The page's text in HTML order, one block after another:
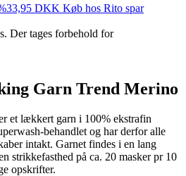
33,95 DKK Køb hos Rito spar
Der tages forbehold for
Garn Trend Merino
et lækkert garn i 100% ekstrafin
behandlet og har derfor alle
intakt. Garnet findes i en lang
strikkefasthed på ca. 20 masker pr 10
opskrifter.